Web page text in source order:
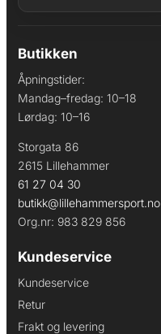
Butikken
Åpningstider:
Mandag–fredag: 10–18
Lørdag: 10–16
Storgata 86
2615 Lillehammer
61 27 04 30
butikk@lillehammersport.no
Org.nr: 983 829 856
Kundeservice
Kundeservice
Retur
Frakt og levering